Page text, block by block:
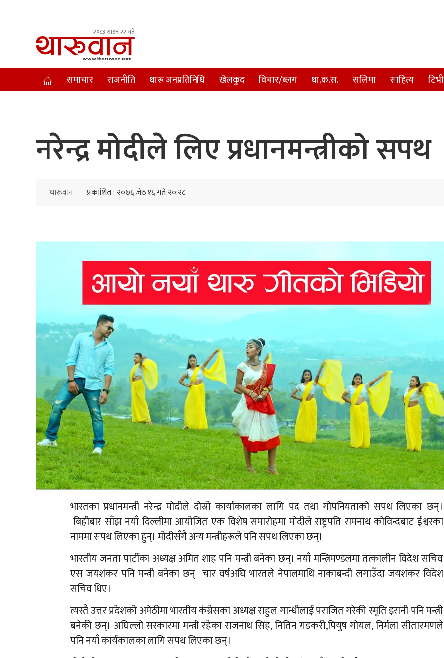
२०८३ साउन २२ गते
Leading Newsportal from Tharu Community Nepal.
समाचार राजनीति थारू जनप्रतिनिधि खेलकुद विचार/ब्लग था.क.स. सलिमा साहित्य टिभी
नरेन्द्र मोदीले लिए प्रधानमन्त्रीको सपथ
थारूवान प्रकाशित : २०७६ जेठ १६ गते २०:२८
भारतका प्रधानमन्त्री नरेन्द्र मोदीले दोस्रो कार्याकालका लागि पद तथा गोपनियताको सपथ लिएका छन्।
बिहीबार साँझ नयाँ दिल्लीमा आयोजित एक विशेष समारोहमा मोदीले राष्ट्रपति रामनाथ कोविन्दबाट ईश्वरका
नाममा सपथ लिएका हुन्। मोदीसँगै अन्य मन्त्रीहरूले पनि सपथ लिएका छन्।
भारतीय जनता पार्टीका अध्यक्ष अमित शाह पनि मन्त्री बनेका छन्। नयाँ मन्त्रिमण्डलमा तत्कालीन विदेश सचिव
एस जयशंकर पनि मन्त्री बनेका छन्। चार वर्षअघि भारतले नेपालमाथि नाकाबन्दी लगाउँदा जयशंकर विदेश
सचिव थिए।
त्यस्तै उत्तर प्रदेशको अमेठीमा भारतीय कंग्रेसका अध्यक्ष राहुल गान्धीलाई पराजित गरेकी स्मृति इरानी पनि मन्त्री
बनेकी छन्। अघिल्लो सरकारमा मन्त्री रहेका राजनाथ सिंह, नितिन गडकरी,पियुष गोयल, निर्मला सीतारमणले
पनि नयाँ कार्यकालका लागि सपथ लिएका छन्।